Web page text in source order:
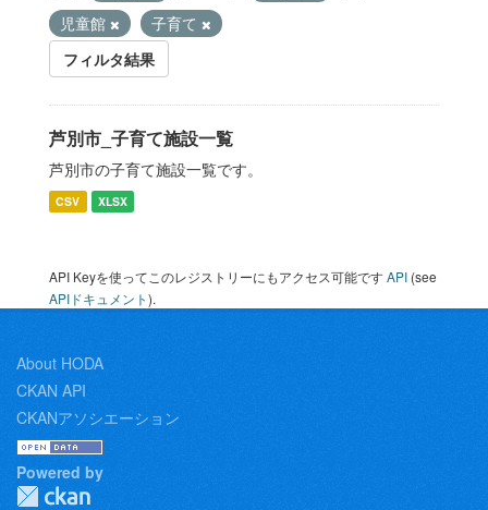
児童館
子育て
フィルタ結果
芦別市_子育て施設一覧
芦別市の子育て施設一覧です。
CSV XLSX
API Keyを使ってこのレジストリーにもアクセス可能ですAPI (see
APIドキュメント).
About HODA
CKAN API
CKANアソシエーション
Powered by